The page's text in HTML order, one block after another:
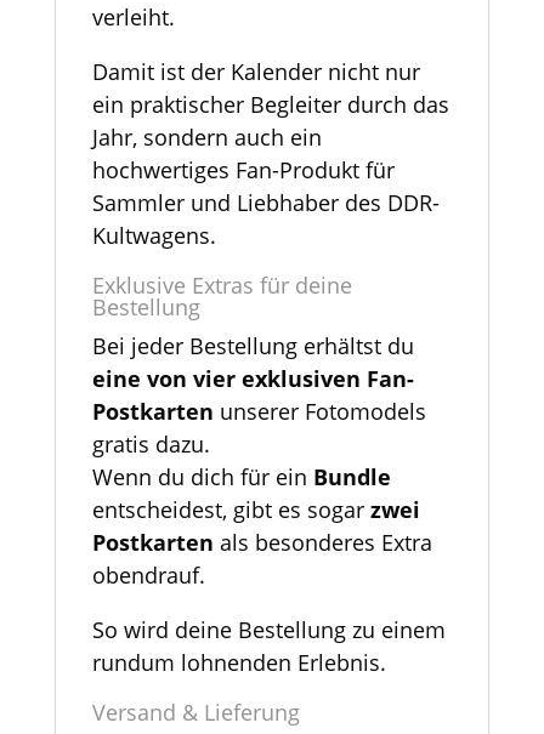
verleiht.
Damit ist der Kalender nicht nur
ein praktischer Begleiter durch das
Jahr, sondern auch ein
hochwertiges Fan-Produkt für
Sammler und Liebhaber des DDR-
Kultwagens.
Exklusive Extras für deine
Bestellung
Bei jeder Bestellung erhältst du
eine von vier exklusiven Fan-
Postkarten unserer Fotomodels
gratis dazu.
Wenn du dich für ein Bundle
entscheidest, gibt es sogar zwei
Postkarten als besonderes Extra
obendrauf.
So wird deine Bestellung zu einem
rundum lohnenden Erlebnis.
Versand & Lieferung